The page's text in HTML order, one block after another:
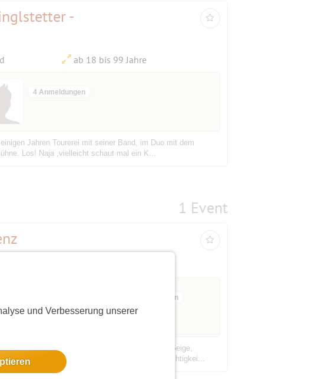
und Verbesserung unserer
-
ab 18 bis 99 Jahre
4 Anmeldungen
Jahren Tourerei mit seiner Band, im Duo mit dem
Los! Naja ,vielleicht schaut mal ein K...
1 Event
8 Anmeldungen
m-36533/ Das Leichte ist am schwersten – Geige,
Geflecht, das in einer Eleganz und Leichtigkei...